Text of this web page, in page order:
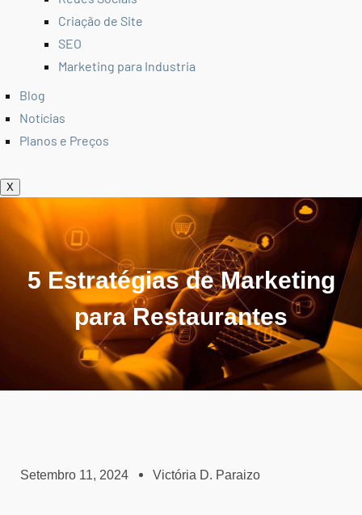
Criação de Site
SEO
Marketing para Industria
Blog
Notícias
Planos e Preços
X
5 Estratégias de Marketing
para Restaurantes
Setembro 11, 2024 Victória D. Paraizo